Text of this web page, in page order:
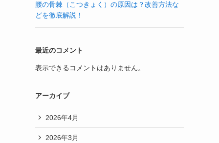
腰の骨棘（こつきょく）の原因は？改善方法な
どを徹底解説！
最近のコメント
表示できるコメントはありません。
アーカイブ
2026年4月
2026年3月